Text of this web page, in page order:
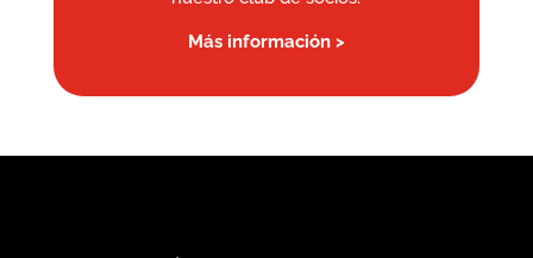
Más información >